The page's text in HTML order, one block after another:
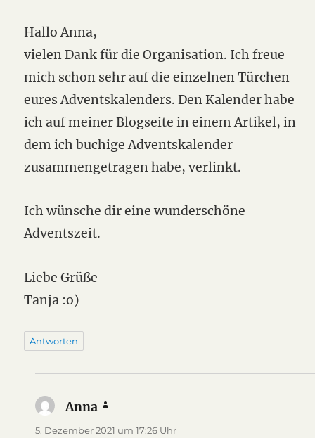
Hallo Anna,
vielen Dank für die Organisation. Ich freue
mich schon sehr auf die einzelnen Türchen
eures Adventskalenders. Den Kalender habe
ich auf meiner Blogseite in einem Artikel, in
dem ich buchige Adventskalender
zusammengetragen habe, verlinkt.
Ich wünsche dir eine wunderschöne
Adventszeit.
Liebe Grüße
Tanja :o)
Antworten
Anna
5. Dezember 2021 um 17:26 Uhr